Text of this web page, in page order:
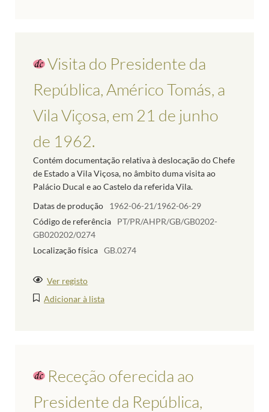
Visita do Presidente da
República, Américo Tomás, a
Vila Viçosa, em 21 de junho
de 1962.
Contém documentação relativa à deslocação do Chefe
de Estado a Vila Viçosa, no âmbito duma visita ao
Palácio Ducal e ao Castelo da referida Vila.
Datas de produção
1962-06-21/1962-06-29
Código de referência
PT/PR/AHPR/GB/GB0202-
GB020202/0274
Localização física GB.0274
Ver registo
Adicionar à lista
Receção oferecida ao
Presidente da República,